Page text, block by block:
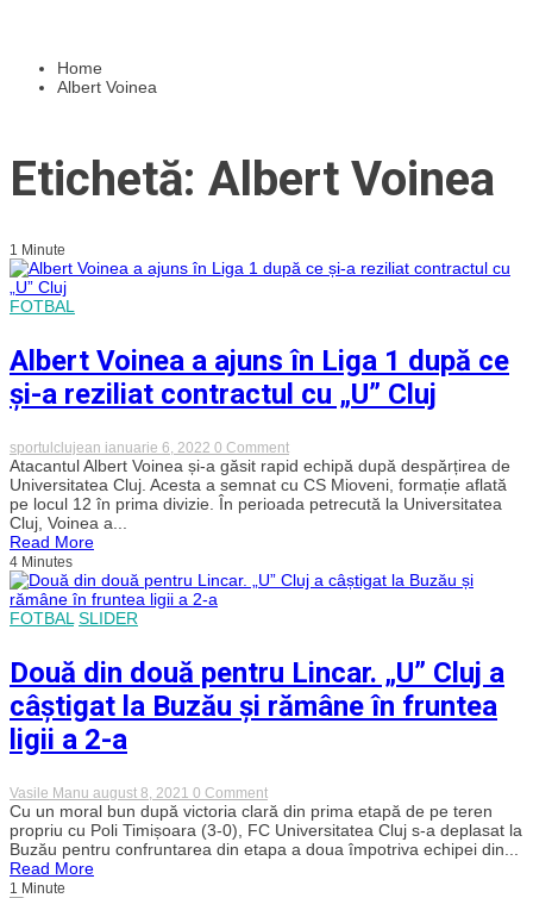
Home
Albert Voinea
Etichetă: Albert Voinea
1 Minute
FOTBAL
Albert Voinea a ajuns în Liga 1 după ce
și-a reziliat contractul cu „U” Cluj
sportulclujean ianuarie 6, 2022 0 Commenton
Albert
Voinea
a
ajuns
după
contractul
cu
„U”
Cluj
Atacantul Albert Voinea și-a găsit rapid echipă după despărțirea de
Universitatea Cluj. Acesta a semnat cu CS Mioveni, formație aflată
pe locul 12 în prima divizie. În perioada petrecută la Universitatea
Cluj, Voinea a...
Read More
4 Minutes
FOTBAL SLIDER
Două din două pentru Lincar. „U” Cluj a
câștigat la Buzău și rămâne în fruntea
ligii a 2-a
Vasile Manu august 8, 2021 0 Commenton
Două
din
două
pentru
Cu un moral bun după victoria clară din prima etapă de pe teren
propriu cu Poli Timișoara (3-0), FC Universitatea Cluj s-a deplasat la
Buzău pentru confruntarea din etapa a doua împotriva echipei din...
Read More
1 Minute